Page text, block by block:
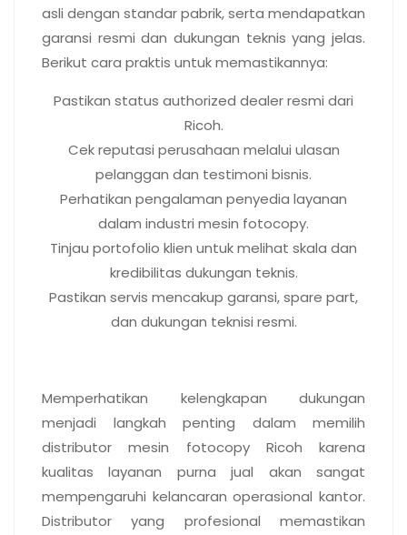
asli dengan standar pabrik, serta mendapatkan
garansi resmi dan dukungan teknis yang jelas.
Berikut cara praktis untuk memastikannya:
Pastikan status authorized dealer resmi dari
Ricoh.
Cek reputasi perusahaan melalui ulasan
pelanggan dan testimoni bisnis.
Perhatikan pengalaman penyedia layanan
dalam industri mesin fotocopy.
Tinjau portofolio klien untuk melihat skala dan
kredibilitas dukungan teknis.
Pastikan servis mencakup garansi, spare part,
dan dukungan teknisi resmi.
Memperhatikan kelengkapan dukungan
menjadi langkah penting dalam memilih
distributor mesin fotocopy Ricoh karena
kualitas layanan purna jual akan sangat
mempengaruhi kelancaran operasional kantor.
Distributor yang profesional memastikan